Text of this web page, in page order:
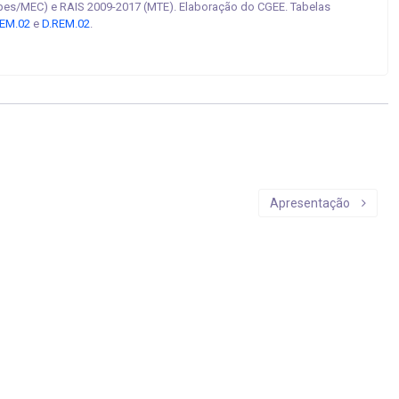
MEC) e RAIS 2009-2017 (MTE). Elaboração do CGEE. Tabelas
e D.REM.02.
Apresentação